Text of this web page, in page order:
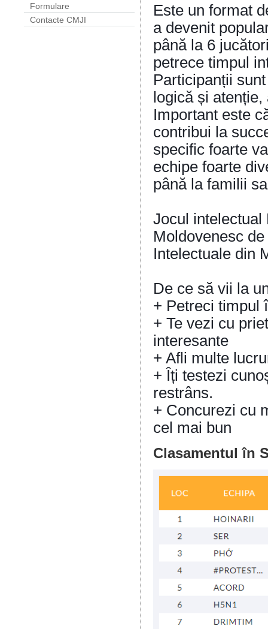
Formulare
Contacte CMJI
Este un format
a devenit
până la 6
petrece timpul
Participanții
logică și
Important este
contribui la
specific foarte
echipe foarte
până la familii
Jocul intelectual
Moldovenesc
Intelectuale din
De ce să vii la
+ Petreci timpul
+ Te vezi cu
interesante
+ Afli multe
+ Îți testezi
restrâns.
+ Concurezi cu
cel mai bun
Clasamentul în